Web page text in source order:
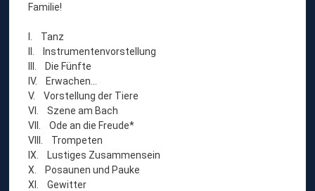
Familie!
I. Tanz
II. Instrumentenvorstellung
III. Die Fünfte
IV. Erwachen…
V. Vorstellung der Tiere
VI. Szene am Bach
VII. Ode an die Freude*
VIII. Trompeten
IX. Lustiges Zusammensein
X. Posaunen und Pauke
XI. Gewitter